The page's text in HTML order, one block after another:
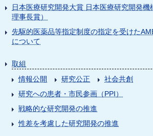
日本医療研究開発大賞 日本医療研究開発機
理事長賞）
先駆的医薬品等指定制度の指定を受けた
について
取組
情報公開
研究公正
社会共創
研究への患者・市民参画（PPI）
戦略的な研究開発の推進
性差を考慮した研究開発の推進